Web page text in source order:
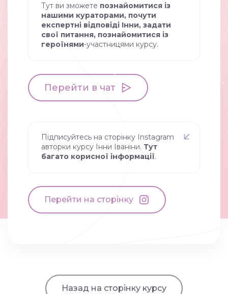
Тут ви зможете познайомитися із
нашими кураторами, почути
експертні відповіді Інни, задати
свої питання, познайомитися із
героїнями-участницями курсу.
Перейти в чат
Підписуйтесь на сторінку Instagram
авторки курсу Інни Іваніни. Тут
багато корисної інформації.
Перейти на сторінку
Назад на сторінку курсу